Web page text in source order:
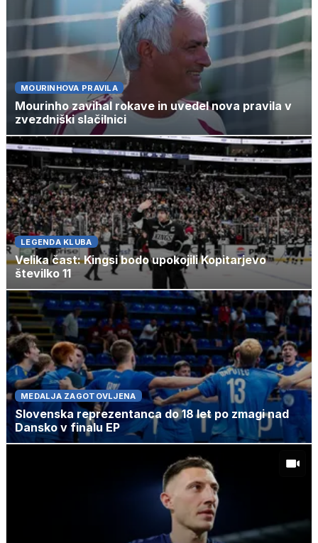
MOURINHOVA PRAVILA
Mourinho zavihal rokave in uvedel nova pravila v
zvezdniški slačilnici
LEGENDA KLUBA
Velika čast: Kingsi bodo upokojili Kopitarjevo
številko 11
MEDALJA ZAGOTOVLJENA
Slovenska reprezentanca do 18 let po zmagi nad
Dansko v finalu EP